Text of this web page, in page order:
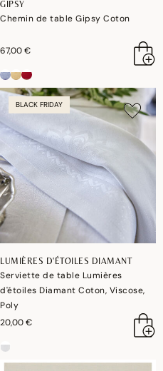
GIPSY
Chemin de table Gipsy Coton
67,00 €
BLACK FRIDAY
LUMIÈRES D'ÉTOILES DIAMANT
Serviette de table Lumières
d'étoiles Diamant Coton, Viscose,
Poly
20,00 €